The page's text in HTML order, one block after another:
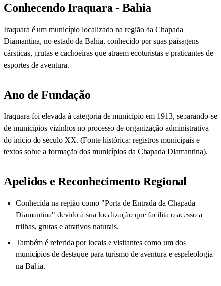
Conhecendo Iraquara - Bahia
Iraquara é um município localizado na região da Chapada
Diamantina, no estado da Bahia, conhecido por suas paisagens
cársticas, grutas e cachoeiras que atraem ecoturistas e praticantes de
esportes de aventura.
Ano de Fundação
Iraquara foi elevada à categoria de município em 1913, separando-se
de municípios vizinhos no processo de organização administrativa
do início do século XX. (Fonte histórica: registros municipais e
textos sobre a formação dos municípios da Chapada Diamantina).
Apelidos e Reconhecimento Regional
Conhecida na região como "Porta de Entrada da Chapada
Diamantina" devido à sua localização que facilita o acesso a
trilhas, grutas e atrativos naturais.
Também é referida por locais e visitantes como um dos
municípios de destaque para turismo de aventura e espeleologia
na Bahia.